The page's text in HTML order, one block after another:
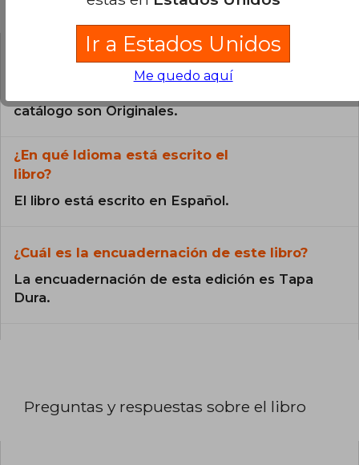
Preguntas frecuentes sobre el libro
¿El libro es original?
catálogo son Originales.
¿En qué Idioma está escrito el
libro?
El libro está escrito en Español.
¿Cuál es la encuadernación de este libro?
La encuadernación de esta edición es Tapa
Dura.
Preguntas y respuestas sobre el libro
Ir a Estados Unidos
Me quedo aquí